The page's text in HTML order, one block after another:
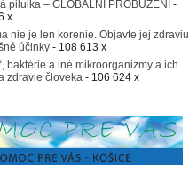
pilulka – GLOBÁLNÍ PROBUZENÍ -
x
nie je len korenie. Objavte jej zdraviu
účinky - 108 613 x
baktérie a iné mikroorganizmy a ich
zdravie človeka - 106 624 x